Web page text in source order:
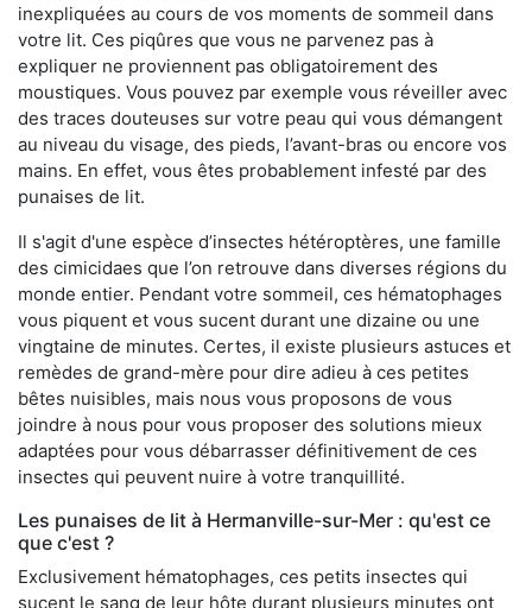
inexpliquées au cours de vos moments de sommeil dans
votre lit. Ces piqûres que vous ne parvenez pas à
expliquer ne proviennent pas obligatoirement des
moustiques. Vous pouvez par exemple vous réveiller avec
des traces douteuses sur votre peau qui vous démangent
au niveau du visage, des pieds, l’avant-bras ou encore vos
mains. En effet, vous êtes probablement infesté par des
punaises de lit.
Il s'agit d'une espèce d’insectes hétéroptères, une famille
des cimicidaes que l’on retrouve dans diverses régions du
monde entier. Pendant votre sommeil, ces hématophages
vous piquent et vous sucent durant une dizaine ou une
vingtaine de minutes. Certes, il existe plusieurs astuces et
remèdes de grand-mère pour dire adieu à ces petites
bêtes nuisibles, mais nous vous proposons de vous
joindre à nous pour vous proposer des solutions mieux
adaptées pour vous débarrasser définitivement de ces
insectes qui peuvent nuire à votre tranquillité.
Les punaises de lit à Hermanville-sur-Mer : qu'est ce
que c'est ?
Exclusivement hématophages, ces petits insectes qui
sucent le sang de leur hôte durant plusieurs minutes ont